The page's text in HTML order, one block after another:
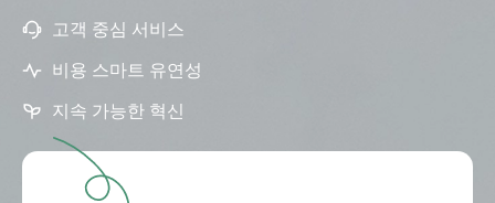
고객 중심 서비스
비용 스마트 유연성
지속 가능한 혁신